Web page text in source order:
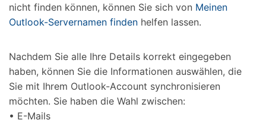
nicht finden können, können Sie sich von Meinen
Outlook-Servernamen finden helfen lassen.
Nachdem Sie alle Ihre Details korrekt eingegeben
haben, können Sie die Informationen auswählen, die
Sie mit Ihrem Outlook-Account synchronisieren
möchten. Sie haben die Wahl zwischen:
• E-Mails